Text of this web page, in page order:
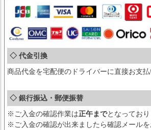
◇ 代金引換
商品代金を宅配便のドライバーに直接お支払
◇ 銀行振込・郵便振替
※ご入金の確認作業は正午までとなっており
※ご入金の確認が出来ましたら確認メールを